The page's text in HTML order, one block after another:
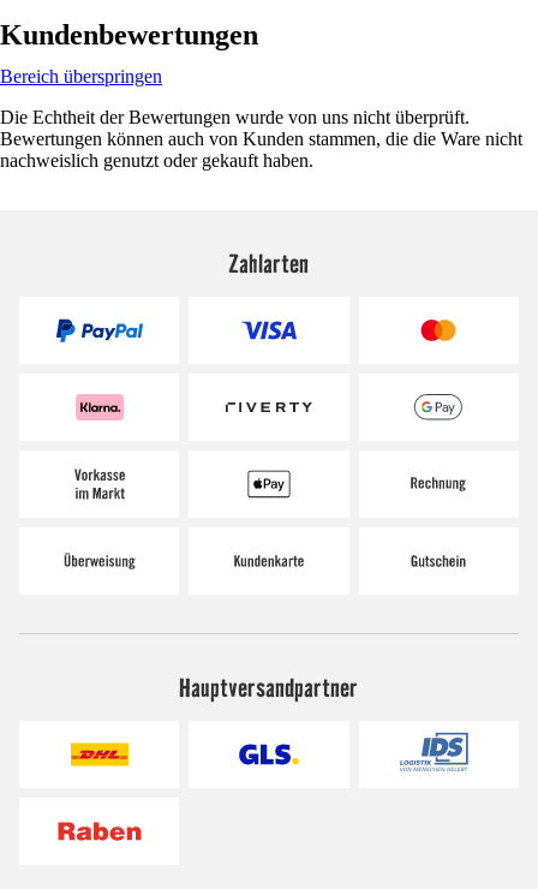
Kundenbewertungen
Bereich überspringen
Die Echtheit der Bewertungen wurde von uns nicht überprüft.
Bewertungen können auch von Kunden stammen, die die Ware nicht
nachweislich genutzt oder gekauft haben.
Zahlarten
Hauptversandpartner